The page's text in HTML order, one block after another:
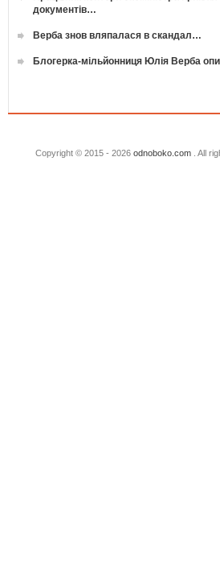
документів…
Верба знов вляпалася в скандал…
Блогерка-мільйонниця Юлія Верба
Copyright © 2015 - 2026 odnoboko.com. All